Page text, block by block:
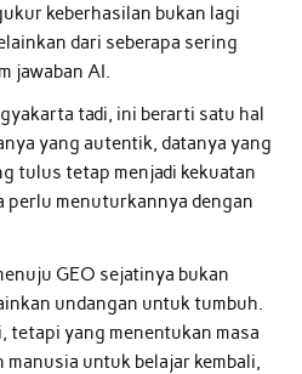
keberhasilan bukan lagi
dari seberapa sering
jawaban AI.
tadi, ini berarti satu hal
yang autentik, datanya yang
tulus tetap menjadi kekuatan
perlu menuturkannya dengan
GEO sejatinya bukan
undangan untuk tumbuh.
tetapi yang menentukan masa
untuk belajar kembali,